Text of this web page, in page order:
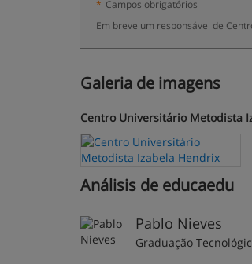
* Campos obrigatórios
Em breve um responsável de
Galeria de imagens
Centro Universitário Metodista
Análisis de educaedu
Pablo Nieves
Graduação